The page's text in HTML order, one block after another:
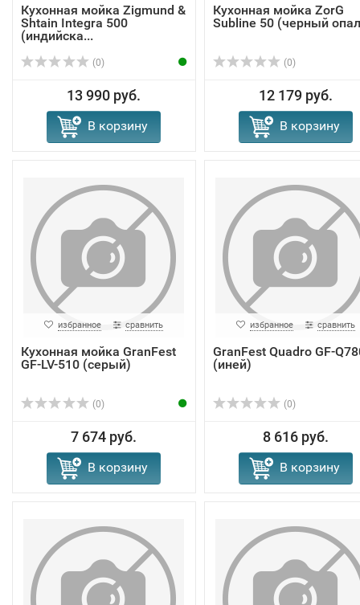
Кухонная мойка Zigmund &
Shtain Integra 500
(индийска...
(0)
13 990 руб.
В корзину
Кухонная мойка ZorG
Subline 50 (черный
(0)
12 179 руб.
В корзину
избранное сравнить
Кухонная мойка GranFest
GF-LV-510 (серый)
(0)
7 674 руб.
В корзину
избранное сравнить
GranFest Quadro GF-
(иней)
(0)
8 616 руб.
В корзину